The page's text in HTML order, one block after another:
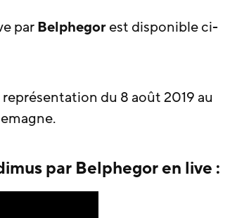
parBelphegorest disponible ci-
du 8 août 2019 au
par Belphegor en live :